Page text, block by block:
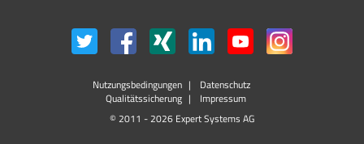
Nutzungsbedingungen
Datenschutz
Qualitätssicherung
Impressum
© 2011 - 2026 Expert Systems AG